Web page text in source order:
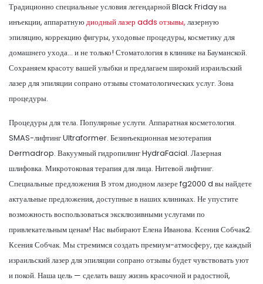
Традиционно специальные условия легендарной Black Friday на
инъекции, аппаратнуюдиодный лазер adds отзывы, лазерную
эпиляцию, коррекцию фигуры, уходовые процедуры, косметику для
домашнего ухода… и не только! Стоматология в клинике на Бауманской.
Сохраняем красоту вашей улыбки и предлагаем широкий израильский
лазер для эпиляции сопрано отзывы стоматологических услуг. Зона
процедуры.
Процедуры для тела. Популярные услуги. Аппаратная косметология.
SMAS-лифтинг Ultraformer. Безинъекционная мезотерапия
Dermadrop. Вакуумный гидропилинг HydraFacial. Лазерная
шлифовка. Микротоковая терапия для лица. Нитевой лифтинг.
Специальные предложения В этом диодном лазере fg2000 d вы найдете
актуальные предложения, доступные в наших клиниках. Не упустите
возможность воспользоваться эксклюзивными услугами по
привлекательным ценам! Нас выбирают Елена Иванова. Ксения Собчак2.
Ксения Собчак. Мы стремимся создать премиум-атмосферу, где каждый
израильский лазер для эпиляции сопрано отзывы будет чувствовать уют
и покой. Наша цель — сделать вашу жизнь красочной и радостной,